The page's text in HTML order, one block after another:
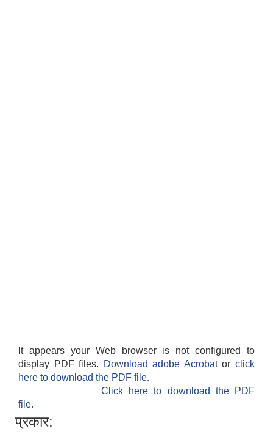
It appears your Web browser is not configured to
display PDF files.
Download adobe Acrobatorclick
here to download the PDF file.
Click here to download the PDF
file.
प्रकार: